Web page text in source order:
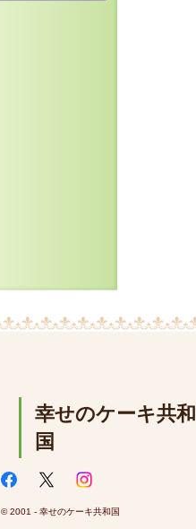
幸せのケーキ共和
国
© 2001 - 幸せのケーキ共和国